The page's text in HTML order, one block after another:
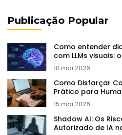
Publicação Popular
Como entender
com LLMs visuais:
10 mai 2026
Como Disfarçar
Prático para
15 mai 2026
Shadow AI: Os
Autorizado de IA